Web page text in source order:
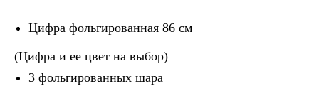
Цифра фольгированная 86 см
(Цифра и ее цвет на выбор)
3 фольгированных шара